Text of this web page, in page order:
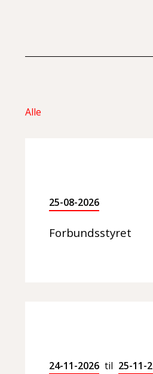
Alle
25-08-2026
Forbundsstyret
24-11-2026 til 25-11-